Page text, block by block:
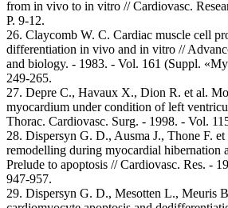
from in vivo to in vitro // Cardiovasc.
P. 9-12.
26. Claycomb W. C. Cardiac muscle cell
differentiation in vivo and in vitro //
and biology. - 1983. - Vol. 161 (Suppl.
249-265.
27. Depre C., Havaux X., Dion R. et al.
myocardium under condition of left
Thorac. Cardiovasc. Surg. - 1998. - Vol.
28. Dispersyn G. D., Ausma J., Thone F.
remodelling during myocardial hibernation
Prelude to apoptosis // Cardiovasc. Res. -
947-957.
29. Dispersyn G. D., Mesotten L., Meuris